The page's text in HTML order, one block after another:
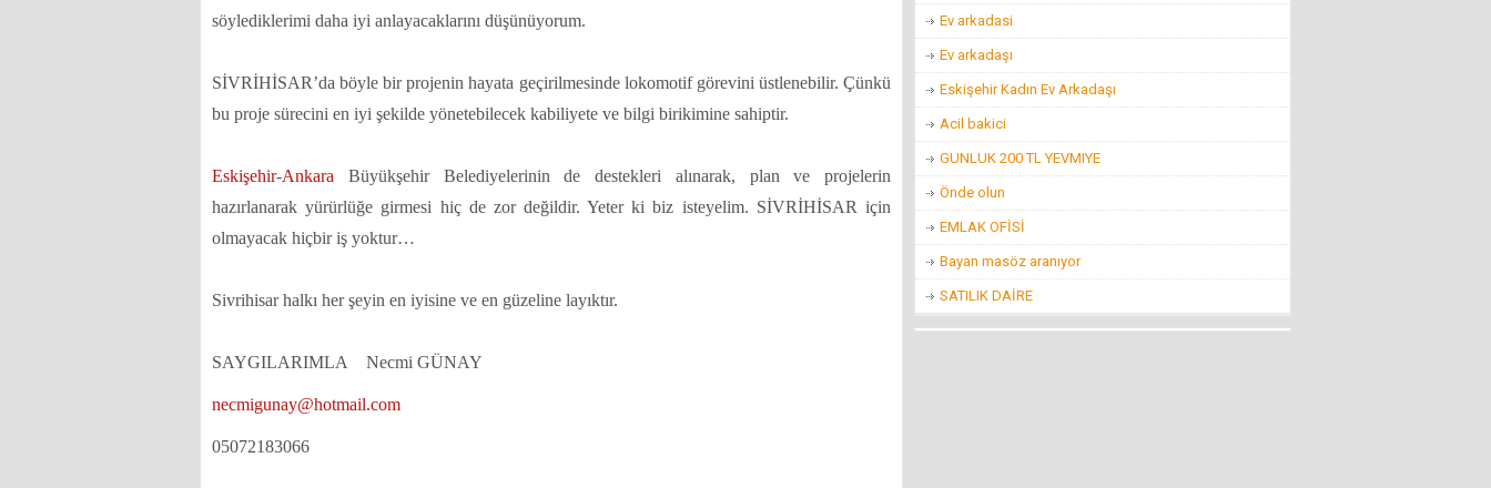
söylediklerimi daha iyi anlayacaklarını düşünüyorum.
SİVRİHİSAR’da böyle bir projenin hayata geçirilmesinde lokomotif görevini üstlenebilir. Çünkü
bu proje sürecini en iyi şekilde yönetebilecek kabiliyete ve bilgi birikimine sahiptir.
Eskişehir-Ankara Büyükşehir Belediyelerinin de destekleri alınarak, plan ve projelerin
hazırlanarak yürürlüğe girmesi hiç de zor değildir. Yeter ki biz isteyelim. SİVRİHİSAR için
olmayacak hiçbir iş yoktur…
Sivrihisar halkı her şeyin en iyisine ve en güzeline layıktır.
SAYGILARIMLA Necmi GÜNAY
necmigunay@hotmail.com
05072183066
BİR ŞEY ANCAK DEĞERİNİ BİLENİN YANINDA
KIYMETLİDİR...
22 Temmuz 2016 Cuma
Konuk Yazar
Belediyeyi hesap uzmanı yönetiyor ama balık
istifi tramvay zarar ediyor!
19 Haziran 2016 Pazar
Mehmet KIZILKAYA
İnsanlığın Bitiş Noktası “Öldürmek!”
11 Ağustos 2016 Perşembe
Mehti Saraç
Ev arkadasi
Ev arkadaşı
Eskişehir Kadın Ev Arkadaşı
Acil bakici
GUNLUK 200 TL YEVMIYE
Önde olun
EMLAK OFİSİ
Bayan masöz aranıyor
SATILIK DAİRE